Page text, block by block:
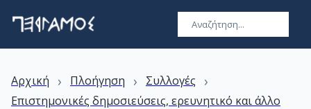
Αρχική › Πλοήγηση › Συλλογές ›
Επιστημονικές δημοσιεύσεις, ερευνητικό και άλλο